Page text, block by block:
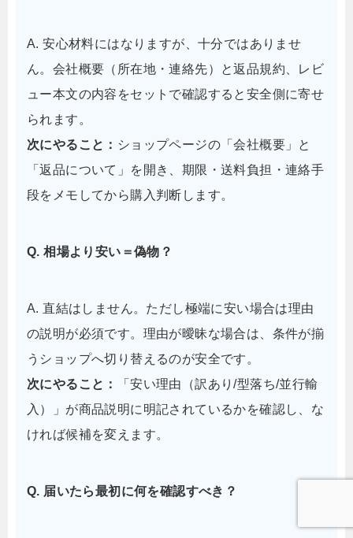
A. 安心材料にはなりますが、十分ではありませ
ん。会社概要（所在地・連絡先）と返品規約、レビ
ュー本文の内容をセットで確認すると安全側に寄せ
られます。
次にやること： ショップページの「会社概要」と
「返品について」を開き、期限・送料負担・連絡手
段をメモしてから購入判断します。
Q. 相場より安い＝偽物？
A. 直結はしません。ただし極端に安い場合は理由
の説明が必須です。理由が曖昧な場合は、条件が揃
うショップへ切り替えるのが安全です。
次にやること：
「安い理由（訳あり/型落ち/並行輸
入）」が商品説明に明記されているかを確認し、な
ければ候補を変えます。
Q. 届いたら最初に何を確認すべき？